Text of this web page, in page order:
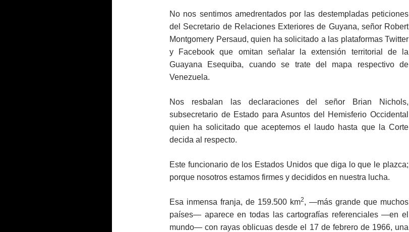
No nos sentimos amedrentados por las destempladas peticiones
del Secretario de Relaciones Exteriores de Guyana, señor Robert
Montgomery Persaud, quien ha solicitado a las plataformas Twitter
y Facebook que omitan señalar la extensión territorial de la
Guayana Esequiba, cuando se trate del mapa respectivo de
Venezuela.
Nos resbalan las declaraciones del señor Brian Nichols,
subsecretario de Estado para Asuntos del Hemisferio Occidental
quien ha solicitado que aceptemos el laudo hasta que la Corte
decida al respecto.
Este funcionario de los Estados Unidos que diga lo que le plazca;
porque nosotros estamos firmes y decididos en nuestra lucha.
Esa inmensa franja, de 159.500 km2, —más grande que muchos
países— aparece en todas las cartografías referenciales —en el
mundo— con rayas oblicuas desde el 17 de febrero de 1966, una